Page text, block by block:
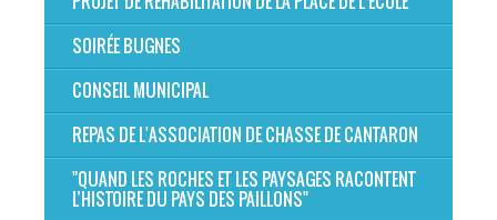
SOIRÉE BUGNES
CONSEIL MUNICIPAL
REPAS DE L'ASSOCIATION DE CHASSE DE CANTARON
"QUAND LES ROCHES ET LES PAYSAGES RACONTENT
L’HISTOIRE DU PAYS DES PAILLONS"